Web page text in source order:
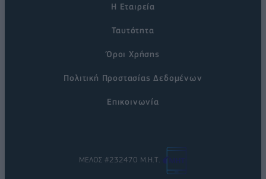
Η Εταιρεία
Ταυτότητα
Όροι Χρήσης
Πολιτική Προστασίας Δεδομένων
Επικοινωνία
ΜΕΛΟΣ #232470 Μ.Η.Τ.